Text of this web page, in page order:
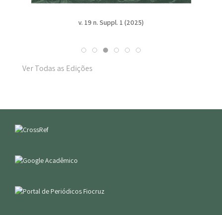
v. 19 n. Suppl. 1 (2025)
Ver Todas as Edições